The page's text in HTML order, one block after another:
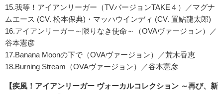
15.我等！アイアンリーガー（TVバージョンTAKE４）／マグナ
ムエース (CV. 松本保典)・マッハウインディ (CV. 置鮎龍太郎)
16.アイアンリーガー～限りなき使命～（OVAヴァージョン）／
谷本憲彦
17.Banana Moonの下で（OVAヴァージョン）／荒木香恵
18.Burning Stream（OVAヴァージョン）／谷本憲彦
【疾風！アイアンリーガー ヴォーカルコレクション ～再び、新